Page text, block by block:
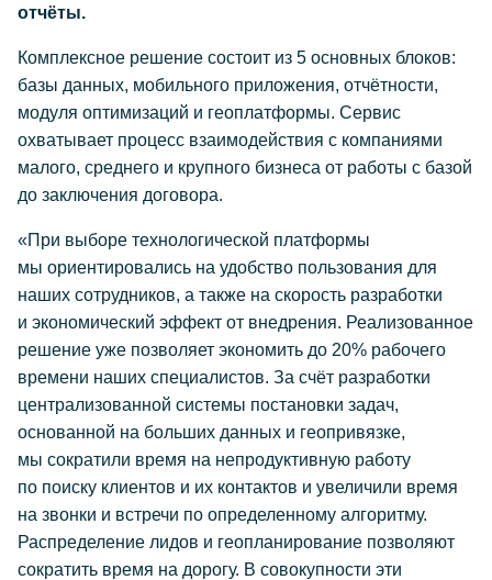
отчёты.
Комплексное решение состоит из 5 основных блоков:
базы данных, мобильного приложения, отчётности,
модуля оптимизаций и геоплатформы. Сервис
охватывает процесс взаимодействия с компаниями
малого, среднего и крупного бизнеса от работы с базой
до заключения договора.
«При выборе технологической платформы
мы ориентировались на удобство пользования для
наших сотрудников, а также на скорость разработки
и экономический эффект от внедрения. Реализованное
решение уже позволяет экономить до 20% рабочего
времени наших специалистов. За счёт разработки
централизованной системы постановки задач,
основанной на больших данных и геопривязке,
мы сократили время на непродуктивную работу
по поиску клиентов и их контактов и увеличили время
на звонки и встречи по определенному алгоритму.
Распределение лидов и геопланирование позволяют
сократить время на дорогу. В совокупности эти